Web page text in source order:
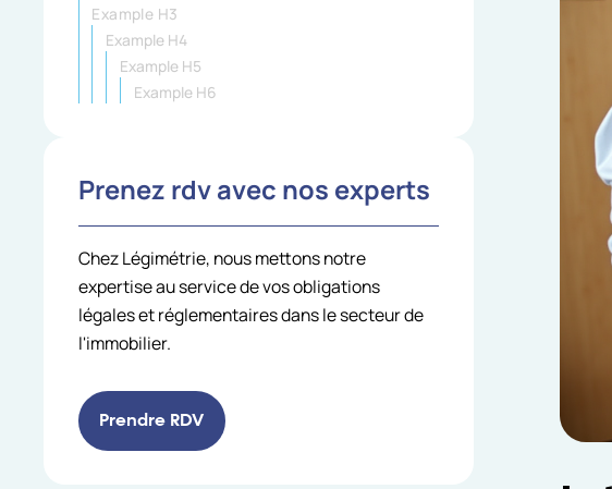
Example H3
Example H4
Example H5
Example H6
Prenez rdv avec nos experts
Chez Légimétrie, nous mettons notre
expertise au service de vos obligations
légales et réglementaires dans le secteur de
l'immobilier.
Prendre RDV